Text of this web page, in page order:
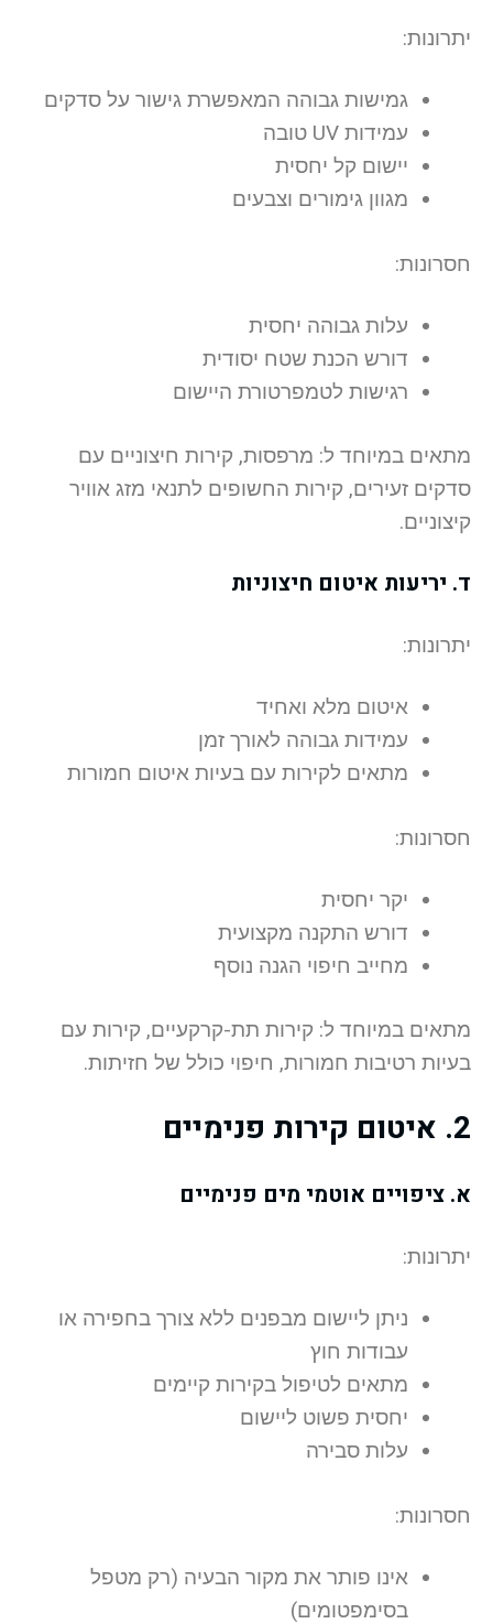
יתרונות:
גמישות גבוהה המאפשרת גישור על סדקים
עמידות UV טובה
יישום קל יחסית
מגוון גימורים וצבעים
חסרונות:
עלות גבוהה יחסית
דורש הכנת שטח יסודית
רגישות לטמפרטורת היישום
מתאים במיוחד ל: מרפסות, קירות חיצוניים עם
סדקים זעירים, קירות החשופים לתנאי מזג אוויר
קיצוניים.
ד. יריעות איטום חיצוניות
יתרונות:
איטום מלא ואחיד
עמידות גבוהה לאורך זמן
מתאים לקירות עם בעיות איטום חמורות
חסרונות:
יקר יחסית
דורש התקנה מקצועית
מחייב חיפוי הגנה נוסף
מתאים במיוחד ל: קירות תת-קרקעיים, קירות עם
בעיות רטיבות חמורות, חיפוי כולל של חזיתות.
2. איטום קירות פנימיים
א. ציפויים אוטמי מים פנימיים
יתרונות:
ניתן ליישום מבפנים ללא צורך בחפירה או
עבודות חוץ
מתאים לטיפול בקירות קיימים
יחסית פשוט ליישום
עלות סבירה
חסרונות:
אינו פותר את מקור הבעיה (רק מטפל
בסימפטומים)